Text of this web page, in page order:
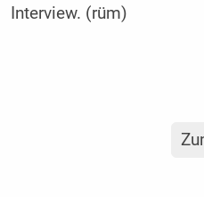
Interview. (rüm)